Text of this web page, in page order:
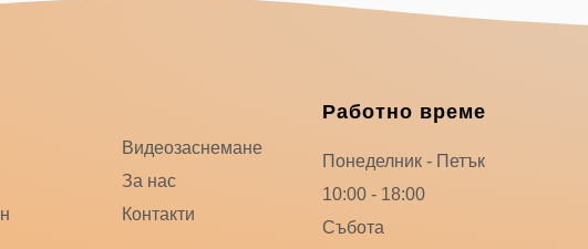
Видеозаснемане
За нас
Контакти
Работно време
Понеделник - Петък
10:00 - 18:00
Събота